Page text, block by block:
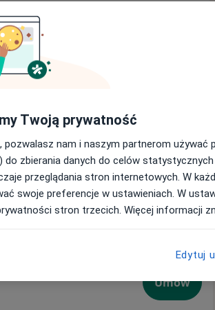
Kardiologia
Umów
Twoją prywatność
pozwalasz nam i naszym partnerom używać
do zbierania danych do celów
przeglądania stron internetowych. W
swoje preferencje w ustawieniach. W
stron trzecich. Więcej informacji
Edytuj